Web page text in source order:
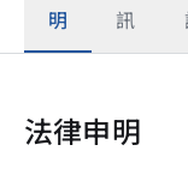
明
訊
法律申明